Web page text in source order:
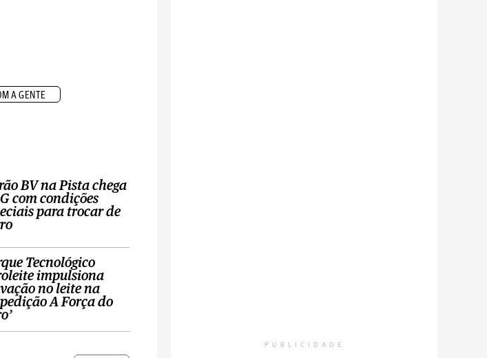
A GENTE
BV na Pista chega
com condições
para trocar de
Tecnológico
impulsiona
no leite na
A Força do
PUBLICIDADE